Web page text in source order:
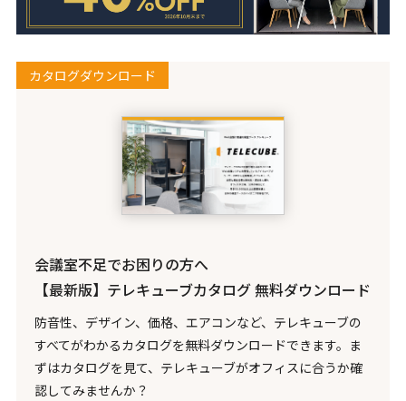
カタログダウンロード
会議室不足でお困りの方へ
【最新版】テレキューブカタログ 無料ダウンロード
防音性、デザイン、価格、エアコンなど、テレキューブの
すべてがわかるカタログを無料ダウンロードできます。ま
ずはカタログを見て、テレキューブがオフィスに合うか確
認してみませんか？